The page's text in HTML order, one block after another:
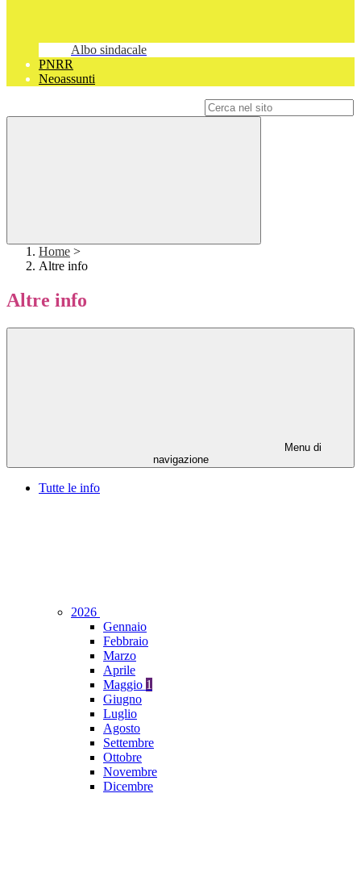
Albo sindacale
PNRR
Neoassunti
Home >
Altre info
Altre info
Menu di
navigazione
Tutte le info
2026
Gennaio
Febbraio
Marzo
Aprile
Maggio 1
Giugno
Luglio
Agosto
Settembre
Ottobre
Novembre
Dicembre